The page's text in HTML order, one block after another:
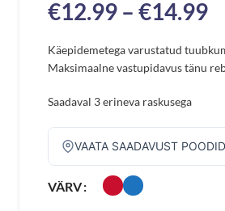
€12.99 – €14.99
Käepidemetega varustatud
Maksimaalne vastupidavus tänu
Saadaval 3 erineva raskusega
VAATA SAADAVUST
VÄRV